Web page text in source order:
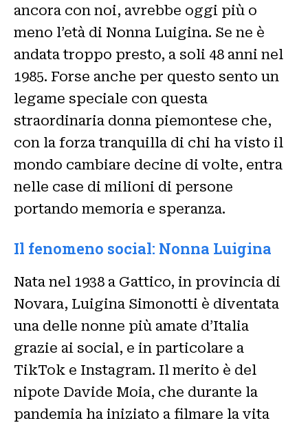
ancora con noi, avrebbe oggi più o
meno l’età di Nonna Luigina. Se ne è
andata troppo presto, a soli 48 anni nel
1985. Forse anche per questo sento un
legame speciale con questa
straordinaria donna piemontese che,
con la forza tranquilla di chi ha visto il
mondo cambiare decine di volte, entra
nelle case di milioni di persone
portando memoria e speranza.
Il fenomeno social: Nonna Luigina
Nata nel 1938 a Gattico, in provincia di
Novara, Luigina Simonotti è diventata
una delle nonne più amate d’Italia
grazie ai social, e in particolare a
TikTok e Instagram. Il merito è del
nipote Davide Moia, che durante la
pandemia ha iniziato a filmare la vita